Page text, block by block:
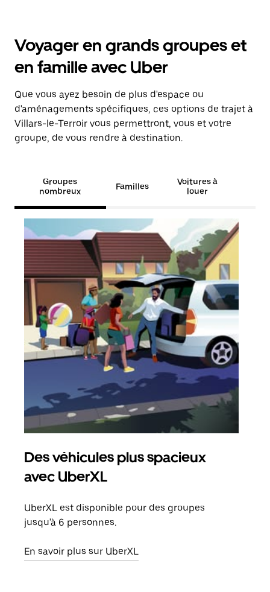
Voyager en grands groupes et
en famille avec Uber
Que vous ayez besoin de plus d'espace ou
d'aménagements spécifiques, ces options de trajet à
Villars-le-Terroir vous permettront, vous et votre
groupe, de vous rendre à destination.
Groupes
nombreux
Familles
Voitures à
louer
Des véhicules plus spacieux
avec UberXL
UberXL est disponible pour des groupes
jusqu'à 6 personnes.
En savoir plus sur UberXL